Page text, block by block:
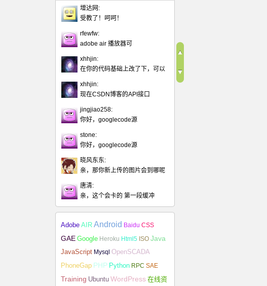
增达网:
受教了！呵呵！
rfewfw:
adobe air 播放器可
xhhjin:
在你的代码基础上改了下，可以
xhhjin:
现在CSDN博客的API接口
jingjiao258:
你好，googlecode源
stone:
你好，googlecode源
晓风东东:
亲，那你新上传的图片会到哪呢
唐清:
亲，这个会卡的 第一段缓冲
Adobe AIR Android Baidu CSS
GAE Google Heroku Html5 ISO Java
JavaScript Mysql OpenSCADA
PhoneGap PHP Python RPC SAE
Training Ubuntu WordPress 在线资